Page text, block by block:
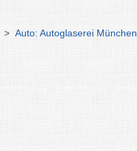
> Auto: Autoglaserei München